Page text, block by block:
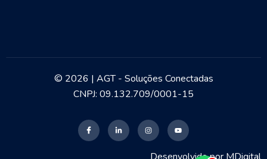
© 2026 | AGT - Soluções Conectadas
CNPJ: 09.132.709/0001-15
Desenvolvido por MDigital